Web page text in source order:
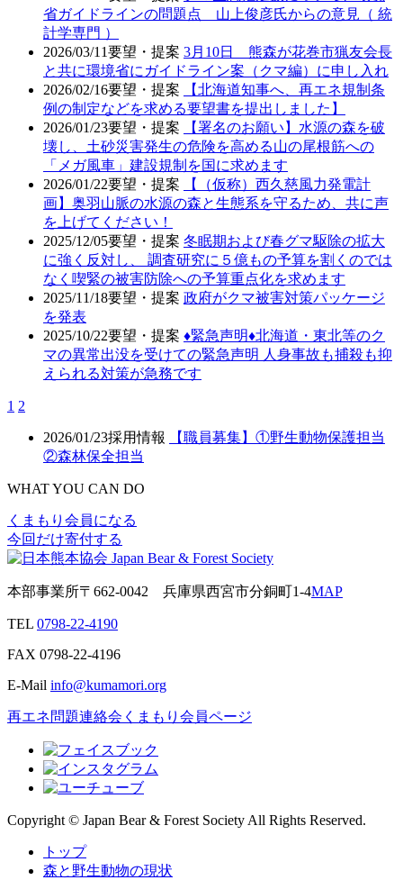
省ガイドラインの問題点 山上俊彦氏からの意見（ 統
計学専門 ）
2026/03/11要望・提案 3月10日 熊森が花巻市猟友会長
と共に環境省にガイドライン案（クマ編）に申し入れ
2026/02/16要望・提案
【北海道知事へ、再エネ規制条
例の制定などを求める要望書を提出しました】
2026/01/23要望・提案
【署名のお願い】水源の森を破
壊し、土砂災害発生の危険を高める山の尾根筋への
「メガ風車」建設規制を国に求めます
2026/01/22要望・提案
【（仮称）西久慈風力発電計
画】奥羽山脈の水源の森と生態系を守るため、共に声
を上げてください！
2025/12/05要望・提案 冬眠期および春グマ駆除の拡大
に強く反対し、 調査研究に５億もの予算を割くのでは
なく喫緊の被害防除への予算重点化を求めます
2025/11/18要望・提案 政府がクマ被害対策パッケージ
を発表
2025/10/22要望・提案 ♦️緊急声明♦️北海道・東北等のク
マの異常出没を受けての緊急声明 人身事故も捕殺も抑
えられる対策が急務です
1 2
2026/01/23採用情報
【職員募集】①野生動物保護担当
②森林保全担当
WHAT YOU CAN DO
くまもり会員になる
今回だけ寄付する
本部事業所〒662-0042 兵庫県西宮市分銅町1-4MAP
TEL 0798-22-4190
FAX 0798-22-4196
E-Mail info@kumamori.org
再エネ問題連絡会 くまもり会員ページ
Copyright © Japan Bear & Forest Society All Rights Reserved.
トップ
森と野生動物の現状